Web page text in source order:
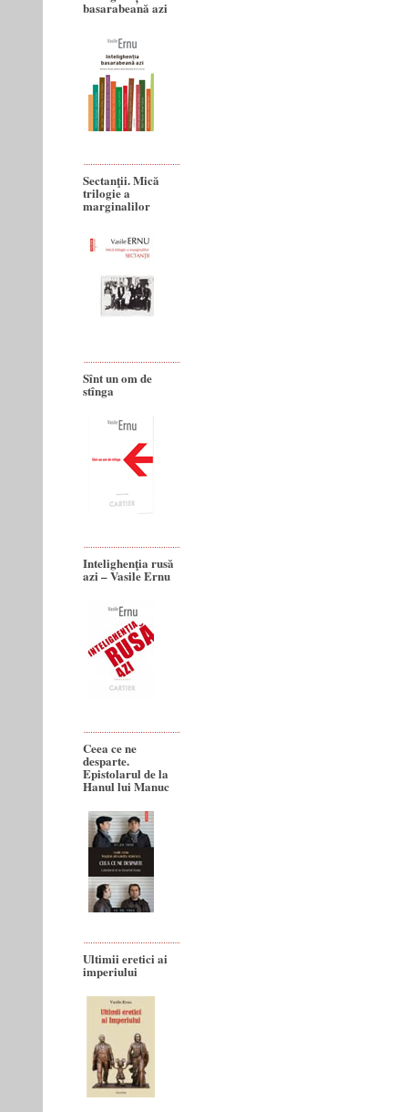
basarabeană azi
Sectanţii. Mică
trilogie a
marginalilor
Sînt un om de
stînga
Intelighenţia rusă
azi – Vasile Ernu
Ceea ce ne
desparte.
Epistolarul de la
Hanul lui Manuc
Ultimii eretici ai
imperiului